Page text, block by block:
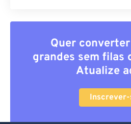
Quer
grandes sem filas
Atualize